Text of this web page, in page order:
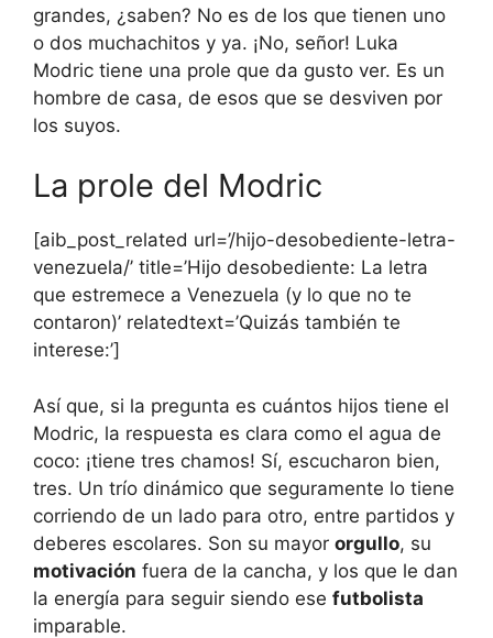
grandes, ¿saben? No es de los que tienen uno
o dos muchachitos y ya. ¡No, señor! Luka
Modric tiene una prole que da gusto ver. Es un
hombre de casa, de esos que se desviven por
los suyos.
La prole del Modric
[aib_post_related url=’/hijo-desobediente-letra-
venezuela/’ title=’Hijo desobediente: La letra
que estremece a Venezuela (y lo que no te
contaron)’ relatedtext=’Quizás también te
interese:’]
Así que, si la pregunta es cuántos hijos tiene el
Modric, la respuesta es clara como el agua de
coco: ¡tiene tres chamos! Sí, escucharon bien,
tres. Un trío dinámico que seguramente lo tiene
corriendo de un lado para otro, entre partidos y
deberes escolares. Son su mayor orgullo, su
motivación fuera de la cancha, y los que le dan
la energía para seguir siendo ese futbolista
imparable.